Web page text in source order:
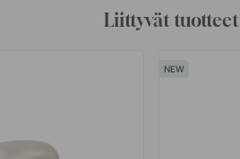
Liittyvät tuotteet